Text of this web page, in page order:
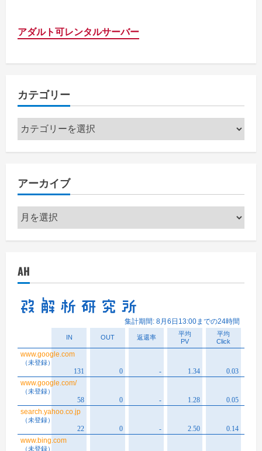
アダルト可レンタルサーバー
カテゴリー
カ
テ
ゴ
ー
アーカイブ
ア
ー
カ
ブ
AH